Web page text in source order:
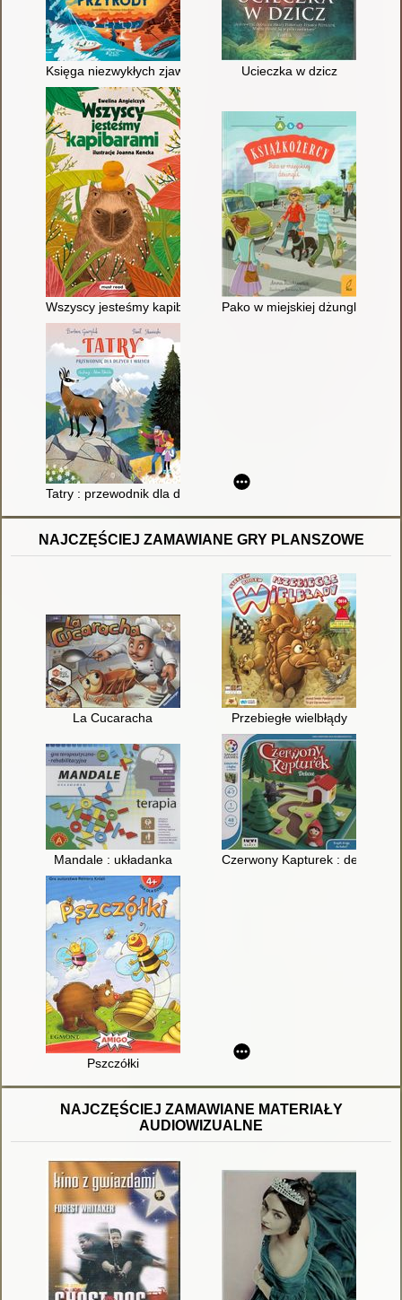
Księga niezwykłych zjawisk przyrodyUcieczka w dzicz
Wszyscy jesteśmy kapibarami Pako w miejskiej dżungli
Tatry : przewodnik dla dużych i małych
NAJCZĘŚCIEJ ZAMAWIANE GRY PLANSZOWE
La Cucaracha Przebiegłe wielbłądy
Mandale : układanka Czerwony Kapturek : deluxe
Pszczółki
NAJCZĘŚCIEJ ZAMAWIANE MATERIAŁY
AUDIOWIZUALNE